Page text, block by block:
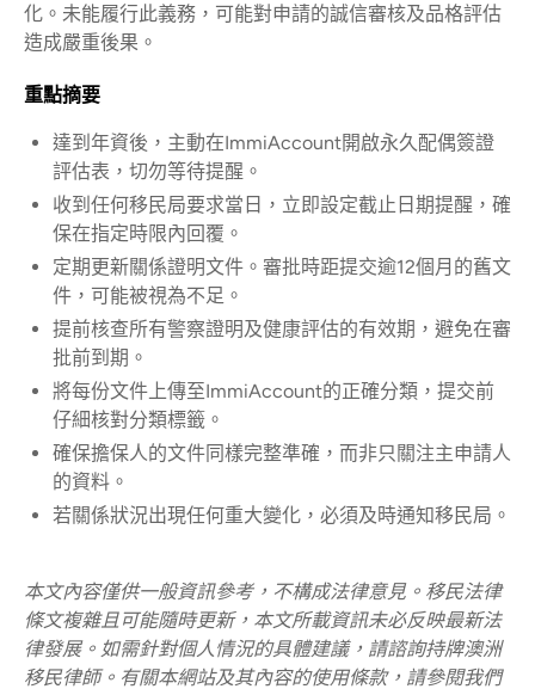
化。未能履行此義務，可能對申請的誠信審核及品格評估
造成嚴重後果。
重點摘要
達到年資後，主動在ImmiAccount開啟永久配偶簽證
評估表，切勿等待提醒。
收到任何移民局要求當日，立即設定截止日期提醒，確
保在指定時限內回覆。
定期更新關係證明文件。審批時距提交逾12個月的舊文
件，可能被視為不足。
提前核查所有警察證明及健康評估的有效期，避免在審
批前到期。
將每份文件上傳至ImmiAccount的正確分類，提交前
仔細核對分類標籤。
確保擔保人的文件同樣完整準確，而非只關注主申請人
的資料。
若關係狀況出現任何重大變化，必須及時通知移民局。
本文內容僅供一般資訊參考，不構成法律意見。移民法律
條文複雜且可能隨時更新，本文所載資訊未必反映最新法
律發展。如需針對個人情況的具體建議，請諮詢持牌澳洲
移民律師。有關本網站及其內容的使用條款，請參閱我們